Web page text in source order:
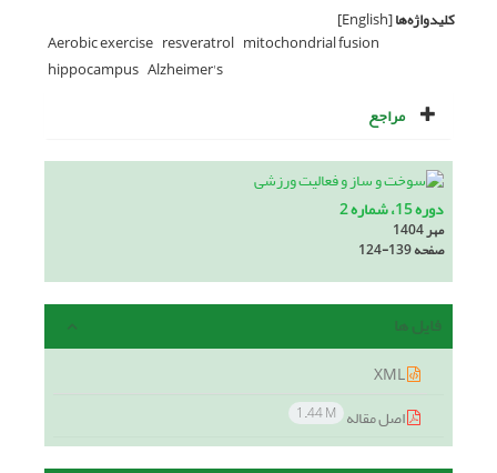
کلیدواژه‌ها[English]
Aerobic exercise resveratrol mitochondrial fusion
hippocampus Alzheimer's
مراجع
دوره 15، شماره 2
مهر 1404
صفحه124-139
فایل ها
اصل مقاله 1.44 M